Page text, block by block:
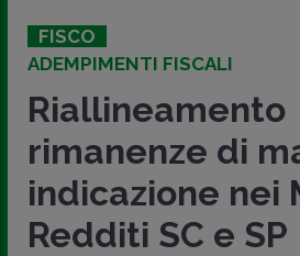
FISCO
ADEMPIMENTI FISCALI
Riallineamento
rimanenze di
indicazione nei
Redditi SC e SP